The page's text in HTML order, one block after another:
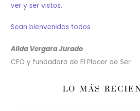
ver y ser vistos.
Sean bienvenidos todos
Alida Vergara Jurado
CEO y fundadora de El Placer de Ser
LO MÁS